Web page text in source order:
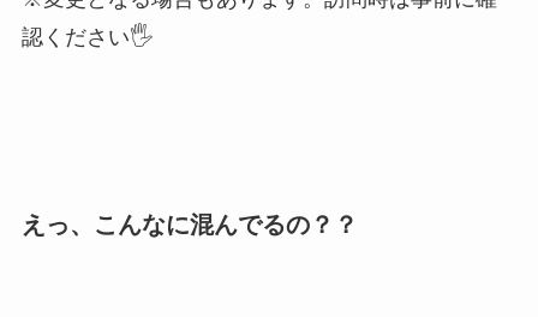
認ください🖐
えっ、こんなに混んでるの？？